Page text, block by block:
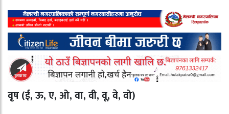
वृष (ई, ऊ, ए, ओ, वा, वी, वू, वे, वो)